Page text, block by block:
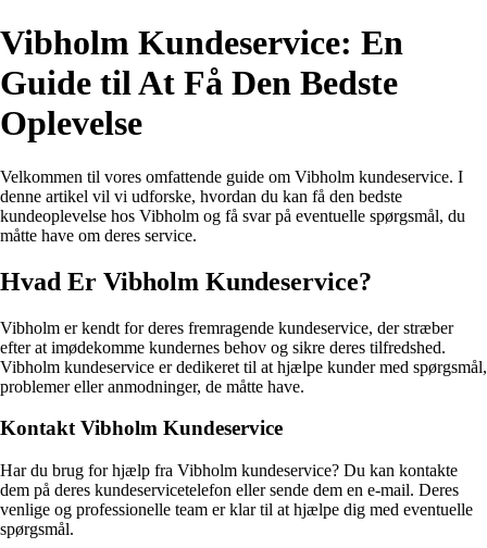
Vibholm Kundeservice: En
Guide til At Få Den Bedste
Oplevelse
Velkommen til vores omfattende guide om Vibholm kundeservice. I
denne artikel vil vi udforske, hvordan du kan få den bedste
kundeoplevelse hos Vibholm og få svar på eventuelle spørgsmål, du
måtte have om deres service.
Hvad Er Vibholm Kundeservice?
Vibholm er kendt for deres fremragende kundeservice, der stræber
efter at imødekomme kundernes behov og sikre deres tilfredshed.
Vibholm kundeservice er dedikeret til at hjælpe kunder med spørgsmål,
problemer eller anmodninger, de måtte have.
Kontakt Vibholm Kundeservice
Har du brug for hjælp fra Vibholm kundeservice? Du kan kontakte
dem på deres kundeservicetelefon eller sende dem en e-mail. Deres
venlige og professionelle team er klar til at hjælpe dig med eventuelle
spørgsmål.